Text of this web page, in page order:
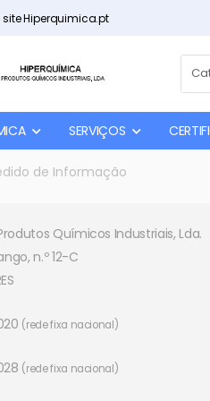
Hiperquimica.pt
SERVIÇOS
de Informação
Produtos Químicos Industriais, Lda.
n.º 12-C
(rede fixa nacional)
(rede fixa nacional)